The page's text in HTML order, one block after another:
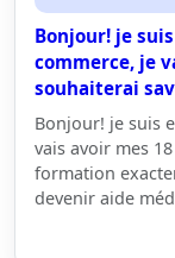
Bonjour! je
commerce, je
souhaiterai
Bonjour! je suis
vais avoir mes
formation
devenir aide